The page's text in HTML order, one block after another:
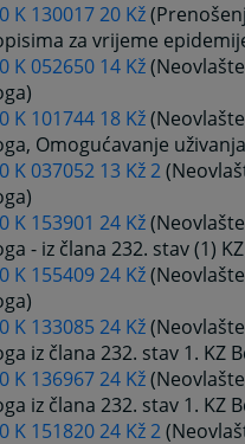
K 130017 20 Kž
za vrijeme
K 052650 14 Kž
K 101744 18 Kž
Omogućavanje
K 037052 13 Kž 2
K 153901 24 Kž
- iz člana 232. stav (1)
K 155409 24 Kž
K 133085 24 Kž
iz člana 232. stav 1. KZ
K 136967 24 Kž
iz člana 232. stav 1. KZ
K 151820 24 Kž 2